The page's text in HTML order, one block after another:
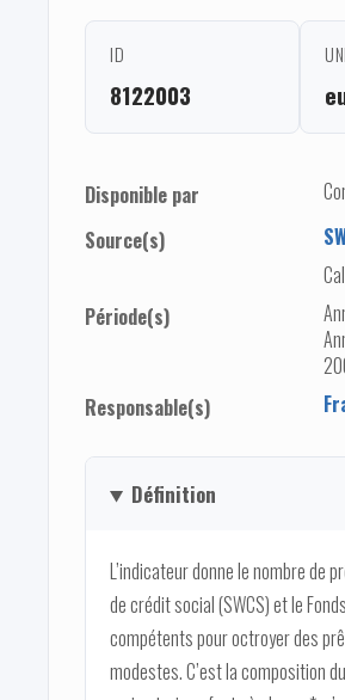
ID
8122003
Disponible par
Source(s)
Période(s)
Responsable(s)
Définition
L’indicateur donne le nombre de
de crédit social (SWCS) et le
compétents pour octroyer des
modestes. C’est la composition